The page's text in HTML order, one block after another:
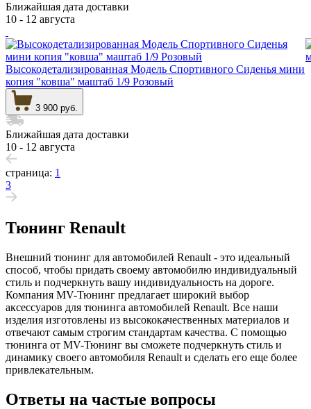
Ближайшая дата доставки
10 - 12 августа
Высокодетализированная Модель Спортивного Сиденья мини
копия "ковша" маштаб 1/9 Розовый
3 900 руб.
Ближайшая дата доставки
10 - 12 августа
страница: 1
3
Тюнинг Renault
Внешний тюнинг для автомобилей Renault - это идеальный
способ, чтобы придать своему автомобилю индивидуальный
стиль и подчеркнуть вашу индивидуальность на дороге.
Компания MV-Тюнинг предлагает широкий выбор
аксессуаров для тюнинга автомобилей Renault. Все наши
изделия изготовлены из высококачественных материалов и
отвечают самым строгим стандартам качества. С помощью
тюнинга от MV-Тюнинг вы сможете подчеркнуть стиль и
динамику своего автомобиля Renault и сделать его еще более
привлекательным.
Ответы на частые вопросы